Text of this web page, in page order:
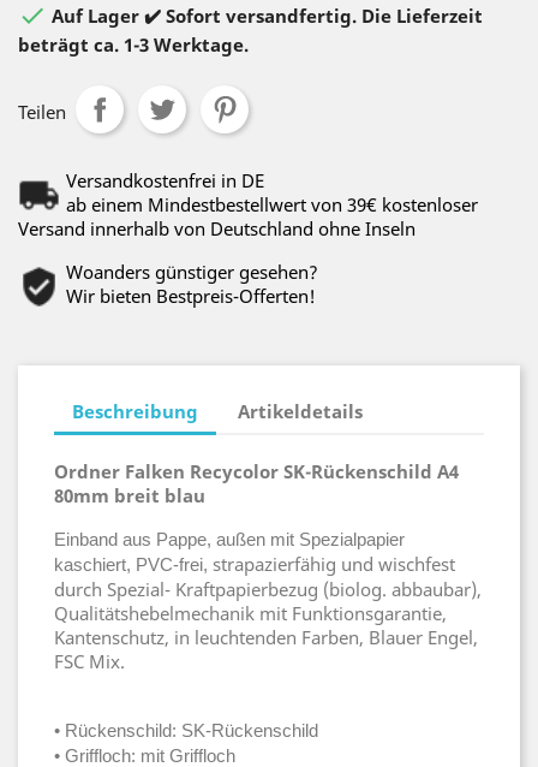
 Auf Lager ✔️ Sofort versandfertig. Die Lieferzeit
beträgt ca. 1-3 Werktage.
Teilen
Versandkostenfrei in DE
ab einem Mindestbestellwert von 39€ kostenloser
Versand innerhalb von Deutschland ohne Inseln
Woanders günstiger gesehen?
Wir bieten Bestpreis-Offerten!
Beschreibung Artikeldetails
Ordner Falken Recycolor SK-Rückenschild A4
80mm breit blau
Einband aus Pappe, außen mit Spezialpapier
kaschiert, PVC-frei, strapazierfähig und wischfest
durch Spezial- Kraftpapierbezug (biolog. abbaubar),
Qualitätshebelmechanik mit Funktionsgarantie,
Kantenschutz, in leuchtenden Farben, Blauer Engel,
FSC Mix.
• Rückenschild: SK-Rückenschild
• Griffloch: mit Griffloch